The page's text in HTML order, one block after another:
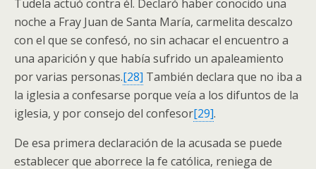
Tudela actuó contra él. Declaró haber conocido una
noche a Fray Juan de Santa María, carmelita descalzo
con el que se confesó, no sin achacar el encuentro a
una aparición y que había sufrido un apaleamiento
por varias personas.[28] También declara que no iba a
la iglesia a confesarse porque veía a los difuntos de la
iglesia, y por consejo del confesor[29].
De esa primera declaración de la acusada se puede
establecer que aborrece la fe católica, reniega de